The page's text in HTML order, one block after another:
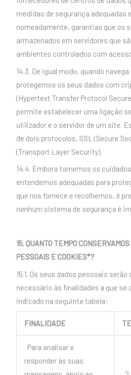
medidas de segurança adequadas
nomeadamente, garantias que os
armazenados em servidores que
ambientes controlados com
14.3. De igual modo, quando
protegemos os seus dados com
(Hypertext Transfer Protocol
permite estabelecer uma ligação
utilizador e o servidor de um site.
de dois protocolos, SSL (Secure
(Transport Layer Security).
14.4. Embora tomemos os
entendemos adequadas para
que nos fornece e recolhemos, é
nenhum sistema de segurança é
15. QUANTO TEMPO
PESSOAIS E COOKIES*?
15.1. Os seus dados pessoais
necessário às finalidades a que
indicado na seguinte tabela:
FINALIDADE
Para analisar e
responder às suas